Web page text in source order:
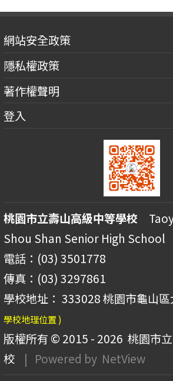
網站安全政策
隱私權政策
著作權聲明
登入
桃園市立壽山高級中等學校
Shou Shan Senior High School
電話：(03) 3501778
傳真：(03) 3297861
學校地址： 333028 桃園市龜山
學校地理位置 )
版權所有 © 2015 - 2026 桃園市
校
| Powered by NetView